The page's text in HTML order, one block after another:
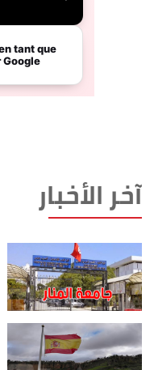
آخر الأخبار